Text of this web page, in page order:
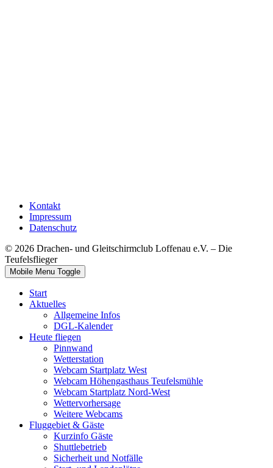
Kontakt
Impressum
Datenschutz
© 2026 Drachen- und Gleitschirmclub Loffenau e.V. – Die
Teufelsflieger
Mobile Menu Toggle
Start
Aktuelles
Allgemeine Infos
DGL-Kalender
Heute fliegen
Pinnwand
Wetterstation
Webcam Startplatz West
Webcam Höhengasthaus Teufelsmühle
Webcam Startplatz Nord-West
Wettervorhersage
Weitere Webcams
Fluggebiet & Gäste
Kurzinfo Gäste
Shuttlebetrieb
Sicherheit und Notfälle